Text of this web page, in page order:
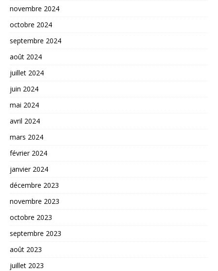
novembre 2024
octobre 2024
septembre 2024
août 2024
juillet 2024
juin 2024
mai 2024
avril 2024
mars 2024
février 2024
janvier 2024
décembre 2023
novembre 2023
octobre 2023
septembre 2023
août 2023
juillet 2023